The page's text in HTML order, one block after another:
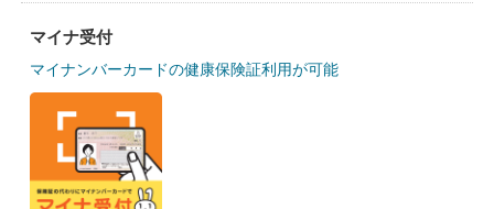
マイナ受付
マイナンバーカードの健康保険証利用が可能